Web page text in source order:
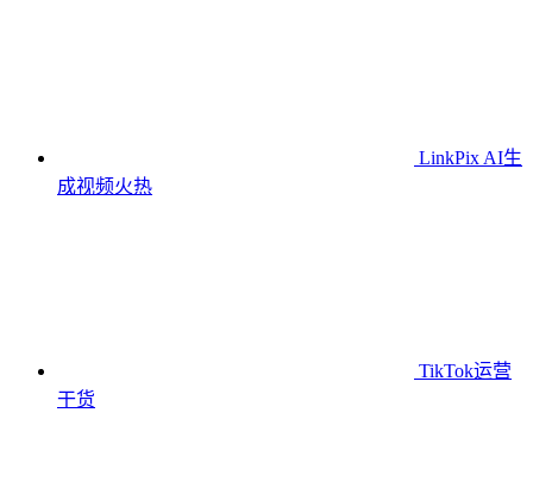
LinkPix AI生
成视频火热
TikTok运营
干货